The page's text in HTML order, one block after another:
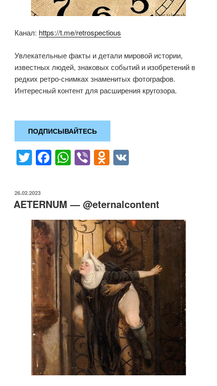
Канал: https://t.me/retrospectious
Увлекательные факты и детали мировой истории,
известных людей, знаковых событий и изобретений в
редких ретро-снимках знаменитых фотографов.
Интересный контент для расширения кругозора.
ПОДПИСЫВАЙТЕСЬ
T
wi
tt
er
F
a
e
b
o
o
k
W
h
s
A
p
p
Vi
b
O
d
o
kl
a
ss
ni
ki
ОПУБЛИКОВАНО
26.02.2023
AETERNUM — @eternalcontent